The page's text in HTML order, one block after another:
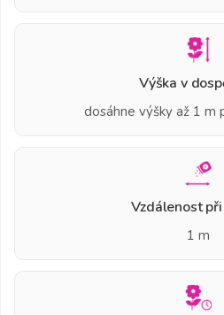
Výška v
dosáhne výšky až 1 m
Vzdálenost
1 m